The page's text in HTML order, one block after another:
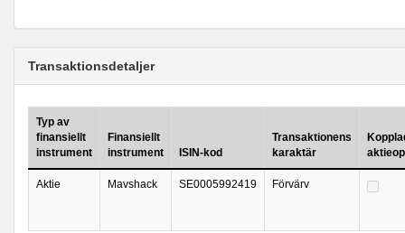
Transaktionsdetaljer
Typ av
finansiellt
instrument
Finansiellt
instrument
ISIN-kod
Transaktionens
karaktär
Aktie Mavshack SE0005992419 Förvärv